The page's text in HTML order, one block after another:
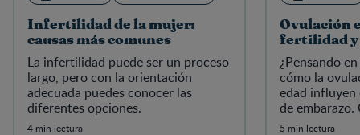
Infertilidad de la mujer:
causas más comunes
La infertilidad puede ser un proceso
largo, pero con la orientación
adecuada puedes conocer las
diferentes opciones.
4 min lectura
Ovulación
fertilidad y
¿Pensando
cómo la
edad influyen
de
más fértiles y
5 min lectura